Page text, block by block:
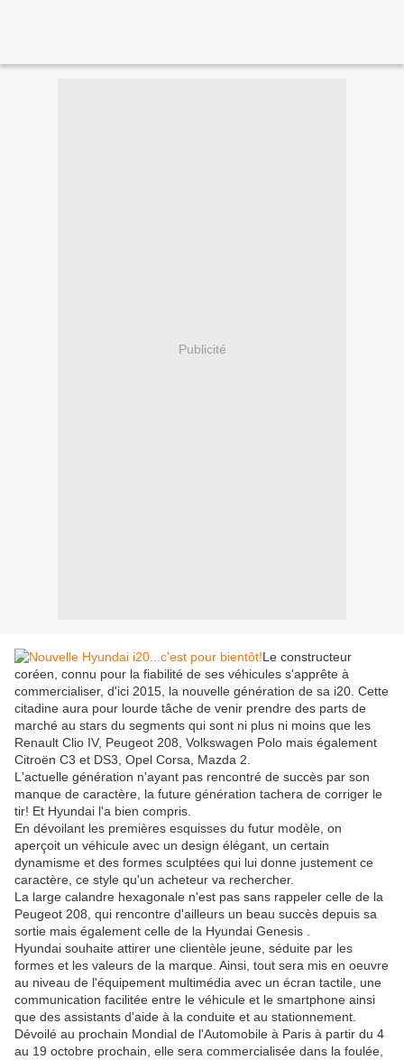
Publicité
Le constructeur
coréen, connu pour la fiabilité de ses véhicules s'apprête à
commercialiser, d'ici 2015, la nouvelle génération de sa i20. Cette
citadine aura pour lourde tâche de venir prendre des parts de
marché au stars du segments qui sont ni plus ni moins que les
Renault Clio IV, Peugeot 208, Volkswagen Polo mais également
Citroën C3 et DS3, Opel Corsa, Mazda 2.
L'actuelle génération n'ayant pas rencontré de succès par son
manque de caractère, la future génération tachera de corriger le
tir! Et Hyundai l'a bien compris.
En dévoilant les premières esquisses du futur modèle, on
aperçoit un véhicule avec un design élégant, un certain
dynamisme et des formes sculptées qui lui donne justement ce
caractère, ce style qu'un acheteur va rechercher.
La large calandre hexagonale n'est pas sans rappeler celle de la
Peugeot 208, qui rencontre d'ailleurs un beau succès depuis sa
sortie mais également celle de la Hyundai Genesis .
Hyundai souhaite attirer une clientèle jeune, séduite par les
formes et les valeurs de la marque. Ainsi, tout sera mis en oeuvre
au niveau de l'équipement multimédia avec un écran tactile, une
communication facilitée entre le véhicule et le smartphone ainsi
que des assistants d'aide à la conduite et au stationnement.
Dévoilé au prochain Mondial de l'Automobile à Paris à partir du 4
au 19 octobre prochain, elle sera commercialisée dans la foulée,